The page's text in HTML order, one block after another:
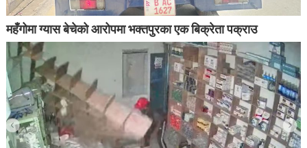
महँगोमा ग्यास बेचेको आरोपमा भक्तपुरका एक बिक्रेता पक्राउ